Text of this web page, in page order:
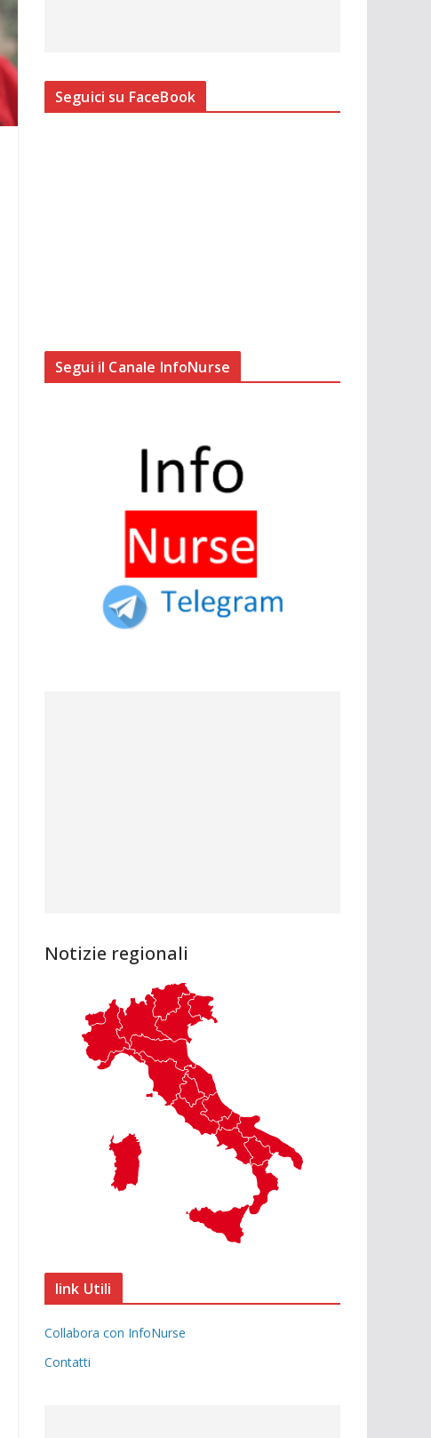
Seguici su FaceBook
Segui il Canale InfoNurse
Notizie regionali
link Utili
Collabora con InfoNurse
Contatti